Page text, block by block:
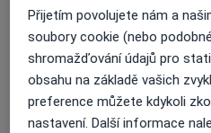
Diagnostické vyšetření
Detaily
Digitální rentgen
Detaily
Přijetím povolujete nám a
soubory cookie (nebo
shromažďování údajů pro
obsahu na základě vašich
preference můžete kdykoli
nastavení. Další informace